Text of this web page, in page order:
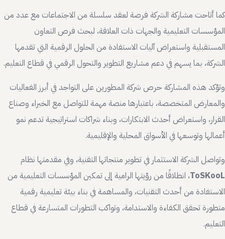
كما أتاحت مشاركة الشركة فرصة لعقد سلسلة من الاجتماعات مع عدد من
المؤسسات التعليمية والجهات ذات العلاقة، لبحث فرص التعاون
المستقبلية واستعراض آليات الاستفادة من الحلول الرقمية التي تقدمها
الشركة، بما يسهم في دعم مشاريع التطوير والتحول الرقمي في قطاع التعليم.
وتؤكد هذه المشاركة حرص شركة المطورين على التواجد في أبرز الفعاليات
والمعارض المتخصصة، باعتبارها منصة مهمة للتواصل مع الخبراء وصناع
القرار، واستعراض أحدث الابتكارات، وبناء شراكات استراتيجية تدعم نمو
أعمالها وتوسعها في الأسواق المحلية والإقليمية.
وتواصل الشركة الاستثمار في تطوير منتجاتها التقنية، وفي مقدمتها نظام
ToSKooL، انطلاقًا من رؤيتها الرامية إلى تمكين المؤسسات التعليمية من
الاستفادة من أحدث التقنيات، والمساهمة في بناء بيئة تعليمية رقمية
متطورة تحقق الكفاءة والاستدامة، وتواكب التطورات المتسارعة في قطاع
التعليم.